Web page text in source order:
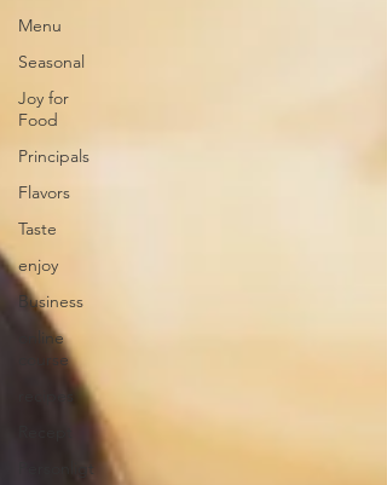
Menu
Seasonal
Joy for
Food
Principals
Flavors
Taste
enjoy
Business
online
course